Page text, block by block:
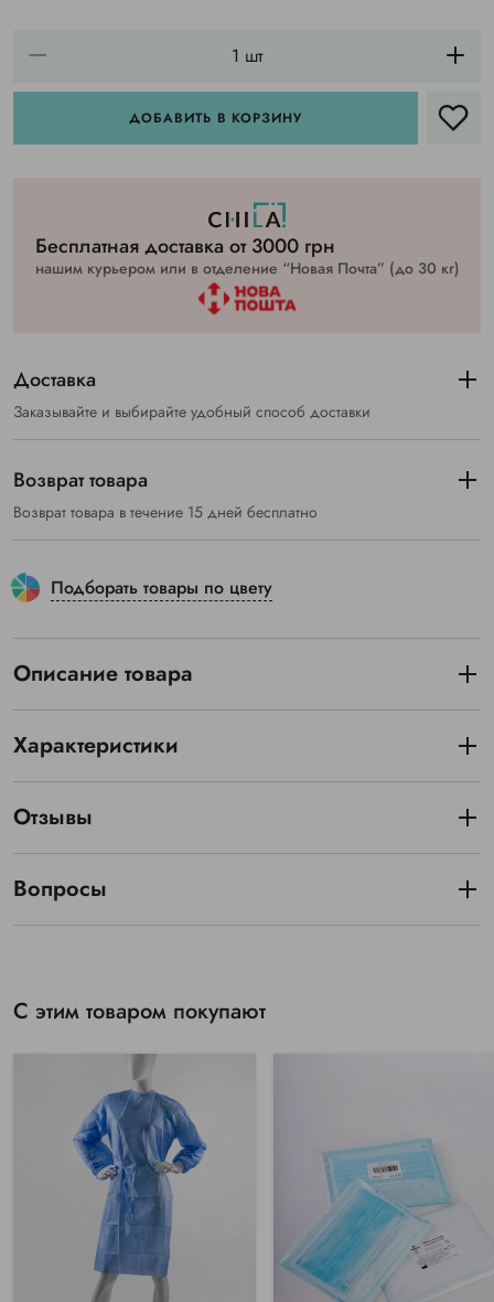
ДОБАВИТЬ В КОРЗИНУ
Бесплатная доставка от 3000 грн
нашим курьером или в отделение “Новая Почта” (до 30 кг)
Доставка
Заказывайте и выбирайте удобный способ доставки
Возврат товара
Возврат товара в течение 15 дней бесплатно
Подборать товары по цвету
Описание товара
Характеристики
Отзывы
Вопросы
С этим товаром покупают